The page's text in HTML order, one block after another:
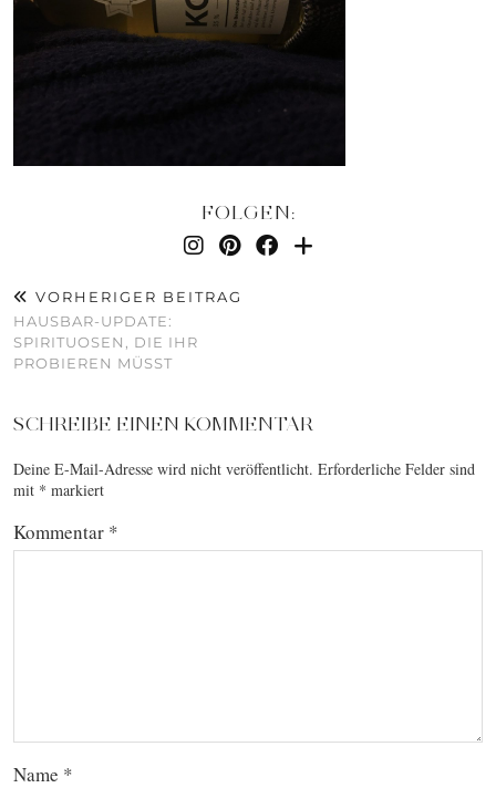
FOLGEN:
VORHERIGER BEITRAG
HAUSBAR-UPDATE:
SPIRITUOSEN, DIE IHR
PROBIEREN MÜSST
SCHREIBE EINEN KOMMENTAR
Deine E-Mail-Adresse wird nicht veröffentlicht. Erforderliche Felder sind
mit * markiert
Kommentar *
Name *